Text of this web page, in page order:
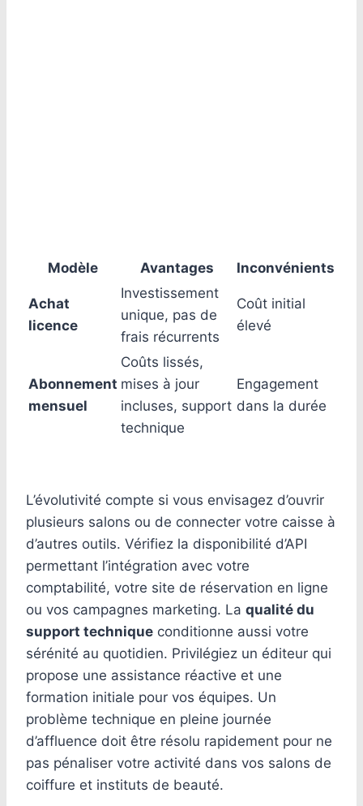
Modèle Avantages Inconvénients
Achat
licence
Investissement
unique, pas de
frais récurrents
Coût initial
élevé
Abonnement
mensuel
Coûts lissés,
mises à jour
incluses, support
technique
Engagement
dans la durée
L’évolutivité compte si vous envisagez d’ouvrir
plusieurs salons ou de connecter votre caisse à
d’autres outils. Vérifiez la disponibilité d’API
permettant l’intégration avec votre
comptabilité, votre site de réservation en ligne
ou vos campagnes marketing. La qualité du
support technique conditionne aussi votre
sérénité au quotidien. Privilégiez un éditeur qui
propose une assistance réactive et une
formation initiale pour vos équipes. Un
problème technique en pleine journée
d’affluence doit être résolu rapidement pour ne
pas pénaliser votre activité dans vos salons de
coiffure et instituts de beauté.